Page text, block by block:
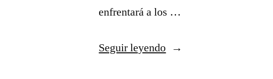
enfrentará a los …
Seguir leyendo«nba